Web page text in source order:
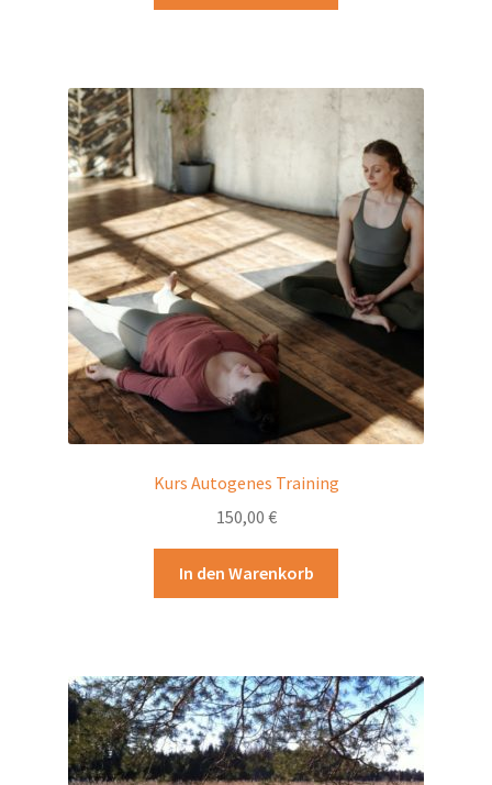
Kurs Autogenes Training
150,00 €
In den Warenkorb